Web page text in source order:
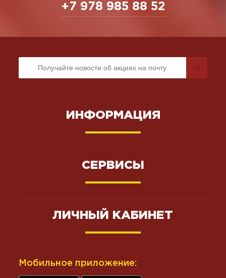
+7 978 985 88 52
ИНФОРМАЦИЯ
СЕРВИСЫ
ЛИЧНЫЙ КАБИНЕТ
Мобильное приложение: